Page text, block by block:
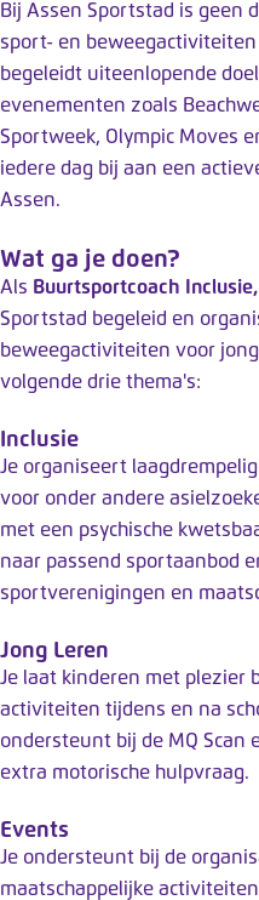
e
e
n
t
o
e
g
n
g
s
s
y
t
Bij Assen Sportstad is geen
sport- en
begeleidt uiteenlopende
evenementen zoals
Sportweek, Olympic Moves
iedere dag bij aan een
Assen.
Wat ga je doen?
Als Buurtsportcoach
Sportstad begeleid en
beweegactiviteiten voor
volgende drie thema's:
Inclusie
Je organiseert
voor onder andere
met een psychische
naar passend sportaanbod
sportverenigingen en
Jong Leren
Je laat kinderen met plezier
activiteiten tijdens en na
ondersteunt bij de MQ Scan
extra motorische hulpvraag.
Events
Je ondersteunt bij de
maatschappelijke